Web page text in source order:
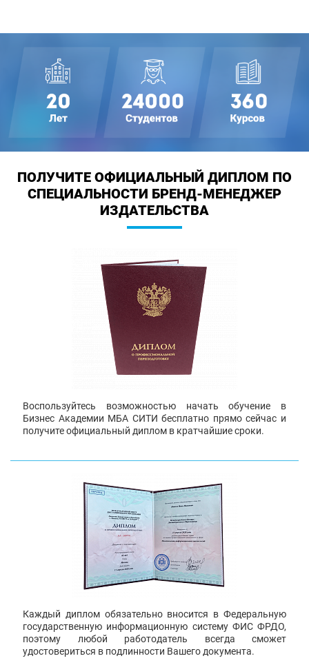
ПОЛУЧИТЕ ОФИЦИАЛЬНЫЙ ДИПЛОМ ПО
СПЕЦИАЛЬНОСТИ БРЕНД-МЕНЕДЖЕР
ИЗДАТЕЛЬСТВА
Воспользуйтесь возможностью начать обучение в
Бизнес Академии МБА СИТИ бесплатно прямо сейчас и
получите официальный диплом в кратчайшие сроки.
Каждый диплом обязательно вносится в Федеральную
государственную информационную систему ФИС ФРДО,
поэтому любой работодатель всегда сможет
удостовериться в подлинности Вашего документа.